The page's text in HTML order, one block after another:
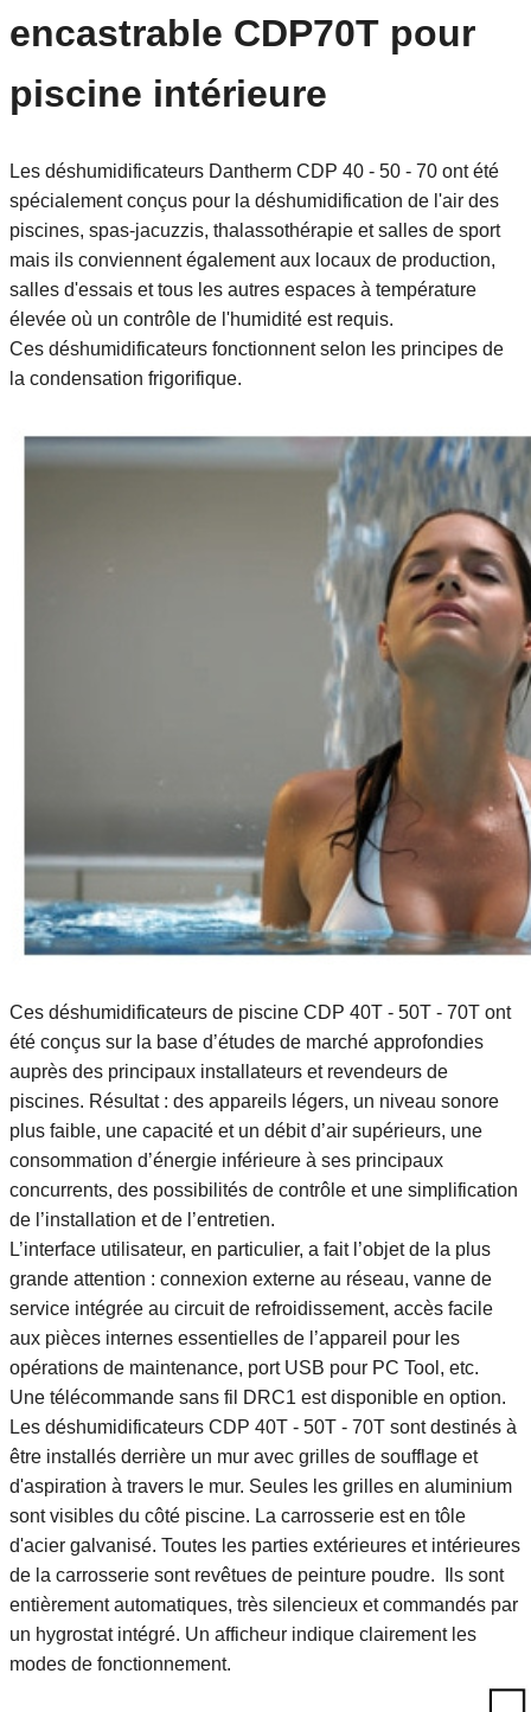
encastrable CDP70T pour
piscine intérieure
Les déshumidificateurs Dantherm CDP 40 - 50 - 70 ont été
spécialement conçus pour la déshumidification de l'air des
piscines, spas-jacuzzis, thalassothérapie et salles de sport
mais ils conviennent également aux locaux de production,
salles d'essais et tous les autres espaces à température
élevée où un contrôle de l'humidité est requis.
Ces déshumidificateurs fonctionnent selon les principes de
la condensation frigorifique.
Ces déshumidificateurs de piscine CDP 40T - 50T - 70T ont
été conçus sur la base d’études de marché approfondies
auprès des principaux installateurs et revendeurs de
piscines. Résultat : des appareils légers, un niveau sonore
plus faible, une capacité et un débit d’air supérieurs, une
consommation d’énergie inférieure à ses principaux
concurrents, des possibilités de contrôle et une simplification
de l’installation et de l’entretien.
L’interface utilisateur, en particulier, a fait l’objet de la plus
grande attention : connexion externe au réseau, vanne de
service intégrée au circuit de refroidissement, accès facile
aux pièces internes essentielles de l’appareil pour les
opérations de maintenance, port USB pour PC Tool, etc.
Une télécommande sans fil DRC1 est disponible en option.
Les déshumidificateurs CDP 40T - 50T - 70T sont destinés à
être installés derrière un mur avec grilles de soufflage et
d'aspiration à travers le mur. Seules les grilles en aluminium
sont visibles du côté piscine. La carrosserie est en tôle
d'acier galvanisé. Toutes les parties extérieures et intérieures
de la carrosserie sont revêtues de peinture poudre.
Ils sont
entièrement automatiques, très silencieux et commandés par
un hygrostat intégré. Un afficheur indique clairement les
modes de fonctionnement.